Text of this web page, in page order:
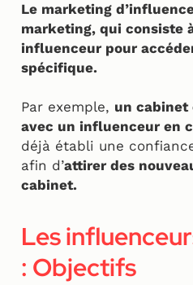
Le marketing
marketing, qui consiste
influenceur pour
spécifique.
Par exemple, un cabinet
avec un influenceur en
déjà établi une
afin d’attirer des
cabinet.
Les
: Objectifs